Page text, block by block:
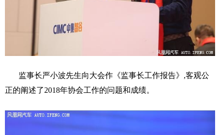
监事长严小波先生向大会作《监事长工作报告》,客观公
正的阐述了2018年协会工作的问题和成绩。